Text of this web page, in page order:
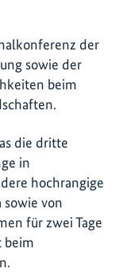
der
sowie der
beim
die dritte
in
hochrangige
von
für zwei Tage
beim